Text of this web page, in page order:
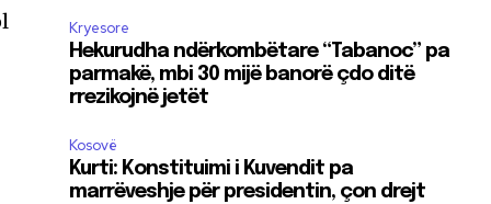
Kryesore
Hekurudha ndërkombëtare “Tabanoc” pa
parmakë, mbi 30 mijë banorë çdo ditë
rrezikojnë jetët
Kosovë
Kurti: Konstituimi i Kuvendit pa
marrëveshje për presidentin, çon drejt